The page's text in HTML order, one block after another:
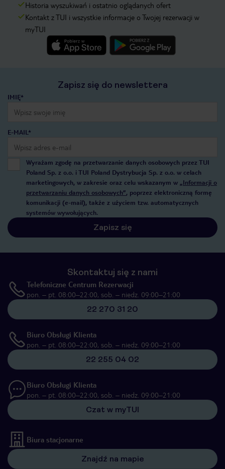
Historia wyszukiwań i ostatnio oglądanych ofert
Kontakt z TUI i wszystkie informacje o Twojej rezerwacji w
myTUI
Zapisz się do newslettera
IMIĘ*
E-MAIL*
Wyrażam zgodę na przetwarzanie danych osobowych przez TUI
Poland Sp. z o.o. i TUI Poland Dystrybucja Sp. z o.o. w celach
marketingowych, w zakresie oraz celu wskazanym w „Informacji o
przetwarzaniu danych osobowych”, poprzez elektroniczną formę
komunikacji (e-mail), także z użyciem tzw. automatycznych
systemów wywołujących.
Zapisz się
Skontaktuj się z nami
Telefoniczne Centrum Rezerwacji
pon. – pt. 08:00–22:00, sob. – niedz. 09:00–21:00
22 270 31 20
Biuro Obsługi Klienta
pon. – pt. 08:00–22:00, sob. – niedz. 09:00–21:00
22 255 04 02
Biuro Obsługi Klienta
pon. – pt. 08:00–22:00, sob. – niedz. 09:00–21:00
Czat w myTUI
Biura stacjonarne
Znajdź na mapie